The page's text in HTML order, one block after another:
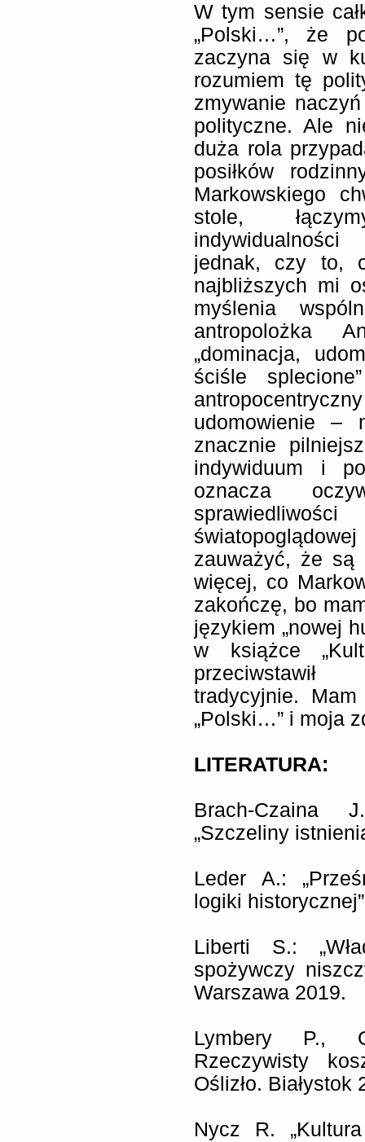
W tym sensie
„Polski…”, że
zaczyna się w
rozumiem tę
zmywanie
polityczne. Ale
duża rola
posiłków
Markowskiego
stole,
jednak, czy to,
najbliższych mi
myślenia
antropolożka
„dominacja,
ściśle
udomowienie –
znacznie
indywiduum i
oznacza
zauważyć, że są
więcej, co
zakończę, bo
językiem „nowej
w książce
przeciwstawił
tradycyjnie.
„Polski…” i moja
LITERATURA:
Brach-Czaina
„Szczeliny
Leder A.:
logiki
Liberti S.:
spożywczy
Warszawa 2019.
Lymbery P.,
Rzeczywisty
Oślizło. Białystok
Nycz R.